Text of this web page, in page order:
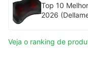
Top 10
2026
Veja o ranking de